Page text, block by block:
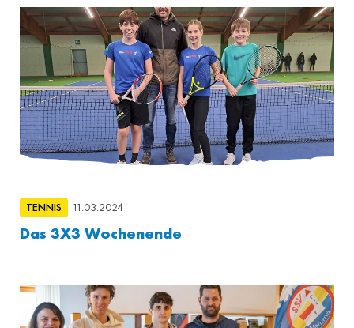
TENNIS 11.03.2024
Das 3X3 Wochenende